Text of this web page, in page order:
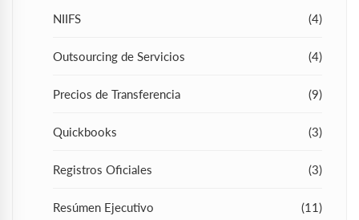
NIIFS (4)
Outsourcing de Servicios (4)
Precios de Transferencia (9)
Quickbooks (3)
Registros Oficiales (3)
Resúmen Ejecutivo (11)